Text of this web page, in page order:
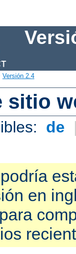
Versión 2.4
sitio
de
en